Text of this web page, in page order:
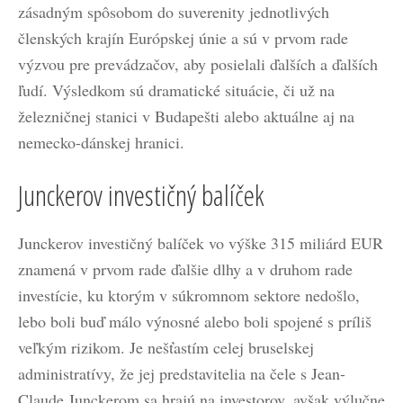
zásadným spôsobom do suverenity jednotlivých
členských krajín Európskej únie a sú v prvom rade
výzvou pre prevádzačov, aby posielali ďalších a ďalších
ľudí. Výsledkom sú dramatické situácie, či už na
železničnej stanici v Budapešti alebo aktuálne aj na
nemecko-dánskej hranici.
Junckerov investičný balíček
Junckerov investičný balíček vo výške 315 miliárd EUR
znamená v prvom rade ďalšie dlhy a v druhom rade
investície, ku ktorým v súkromnom sektore nedošlo,
lebo boli buď málo výnosné alebo boli spojené s príliš
veľkým rizikom. Je nešťastím celej bruselskej
administratívy, že jej predstavitelia na čele s Jean-